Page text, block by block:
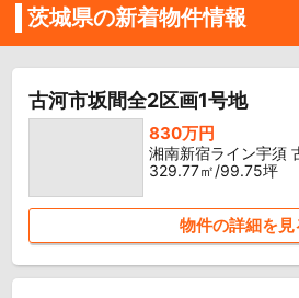
茨城県の新着物件情報
古河市坂間全2区画1号地
830万円
湘南新宿ライン宇須
329.77㎡/99.75坪
物件の詳細を見